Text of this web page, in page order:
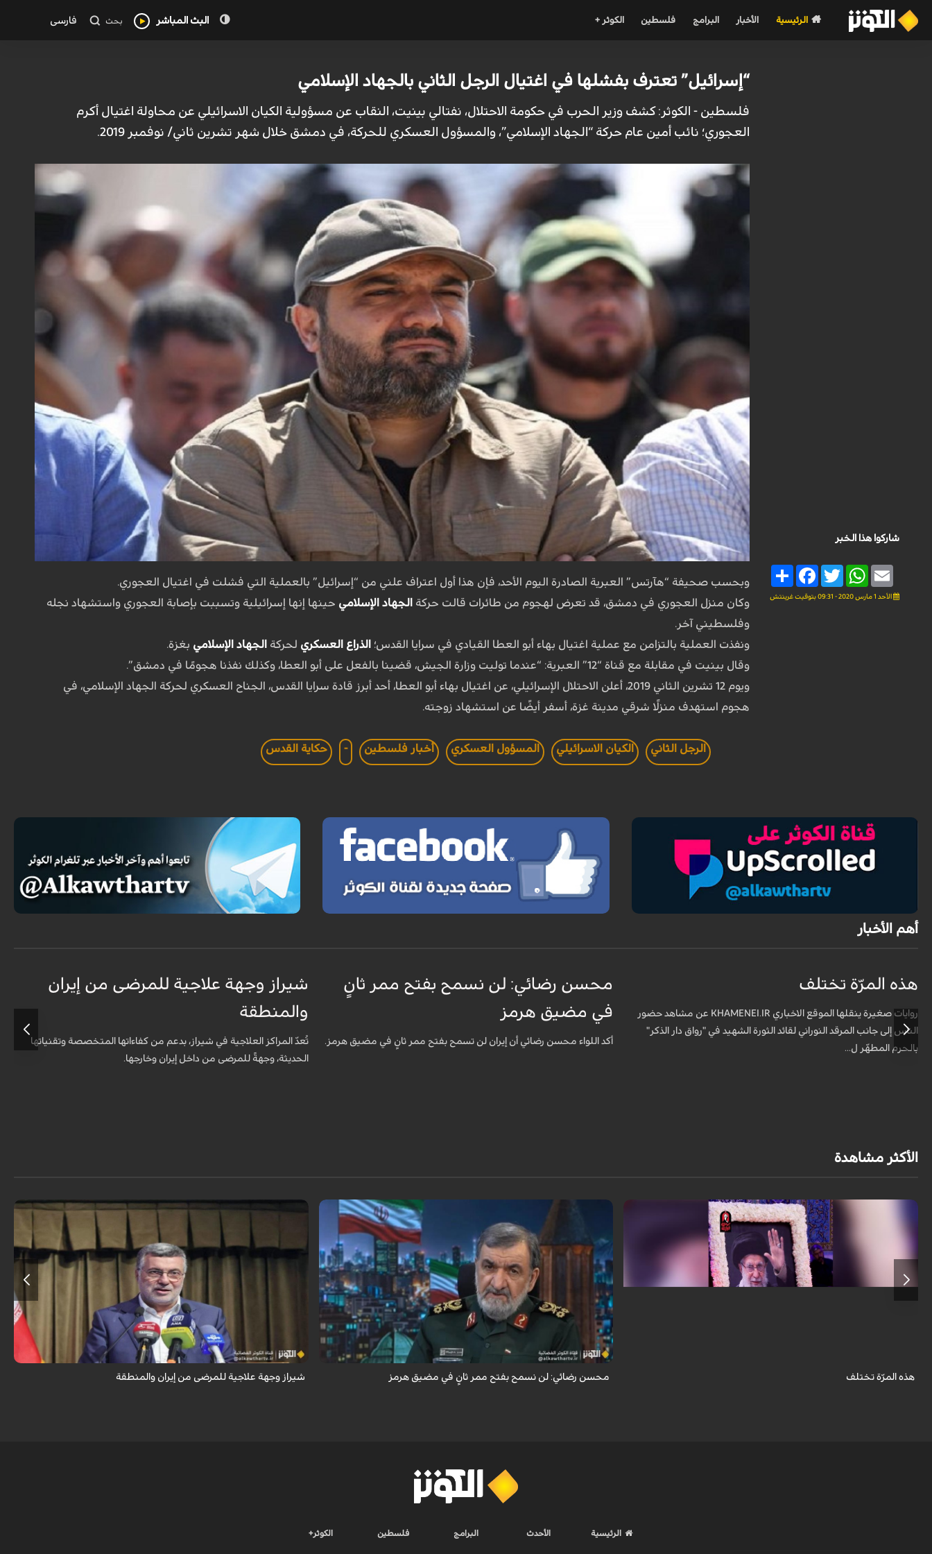
الرئيسية الأخبار البرامج فلسطين الكوثر + البث المباشر بحث فارسی
شاركوا هذا الخبر
Share
FacebookTwitter
WhatsAppEmail
الأحد 1 مارس 2020 - 09:31 بتوقيت غرينتش
“إسرائيل” تعترف بفشلها في اغتيال الرجل الثاني بالجهاد الإسلامي
فلسطين - الكوثر: كشف وزير الحرب في حكومة الاحتلال، نفتالي بينيت، النقاب عن مسؤولية الكيان الاسرائيلي عن محاولة اغتيال أكرم
العجوري؛ نائب أمين عام حركة “الجهاد الإسلامي”، والمسؤول العسكري للحركة، في دمشق خلال شهر تشرين ثاني/ نوفمبر 2019.
وبحسب صحيفة “هآرتس” العبرية الصادرة اليوم الأحد، فإن هذا أول اعتراف علني من “إسرائيل” بالعملية التي فشلت في اغتيال العجوري.
وكان منزل العجوري في دمشق، قد تعرض لهجوم من طائرات قالت حركة الجهاد الإسلامي حينها إنها إسرائيلية وتسببت بإصابة العجوري واستشهاد نجله
وفلسطيني آخر.
ونفذت العملية بالتزامن مع عملية اغتيال بهاء أبو العطا القيادي في سرايا القدس؛ الذراع العسكري لحركة الجهاد الإسلامي بغزة.
وقال بينيت في مقابلة مع قناة “12” العبرية: “عندما توليت وزارة الجيش، قضينا بالفعل على أبو العطا، وكذلك نفذنا هجومًا في دمشق”.
ويوم 12 تشرين الثاني 2019، أعلن الاحتلال الإسرائيلي، عن اغتيال بهاء أبو العطا، أحد أبرز قادة سرايا القدس، الجناح العسكري لحركة الجهاد الإسلامي، في
هجوم استهدف منزلًا شرقي مدينة غزة، أسفر أيضًا عن استشهاد زوجته.
الرجل الثاني الكيان الاسرائيلي المسؤول العسكري أخبار فلسطين - حكاية القدس
أهم الأخبار
هذه المرّة تختلف
روايات صغيرة ينقلها الموقع الاخباري KHAMENEI.IR عن مشاهد حضور
الناس إلى جانب المرقد النوراني لقائد الثورة الشهيد في "رواق دار الذكر"
بالحرم المطهّر ل...
محسن رضائي: لن نسمح بفتح ممر ثانٍ
في مضيق هرمز
أكد اللواء محسن رضائي أن إيران لن تسمح بفتح ممر ثانٍ في مضيق هرمز.
شيراز وجهة علاجية للمرضى من إيران
والمنطقة
تُعدّ المراكز العلاجية في شيراز، بدعم من كفاءاتها المتخصّصة وتقنياتها
الحديثة، وجهةً للمرضى من داخل إيران وخارجها.
الأكثر مشاهدة
هذه المرّة تختلف
أكد اللواء محسن رضائي أن إيران لن تسمح بفتح ممر ثانٍ في مضيق هرمز.
محسن رضائي: لن نسمح بفتح ممر ثانٍ في مضيق هرمز
تُعدّ المراكز العلاجية في شيراز، بدعم من كفاءاتها المتخصّصة وتقنياتها الحديثة،
وجهةً للمرضى من داخل إيران وخارجها.
شيراز وجهة علاجية للمرضى من إيران والمنطقة
الرئيسية الأحدث البرامج فلسطين الكوثر+